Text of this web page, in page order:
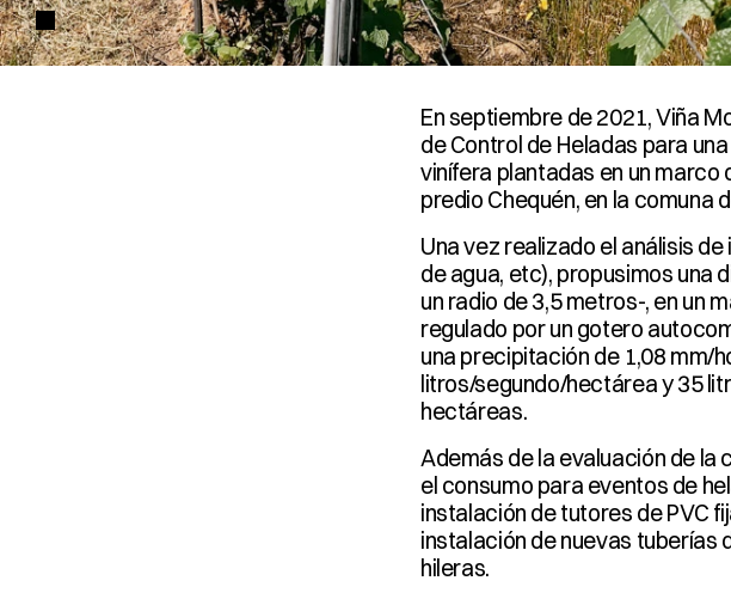
En septiembre de 2021, Viña
de Control de Heladas para
vinífera plantadas en un marco
predio Chequén, en la comuna
Una vez realizado el análisis
de agua, etc), propusimos una
un radio de 3,5 metros-, en un
regulado por un gotero
una precipitación de 1,08 mm/
litros/segundo/hectárea y 35
hectáreas.
Además de la evaluación de
el consumo para eventos de
instalación de tutores de PVC
instalación de nuevas tuberías
hileras.